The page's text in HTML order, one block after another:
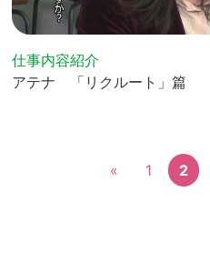
仕事内容紹介
アテナ 「リクルート」篇
« 1 2